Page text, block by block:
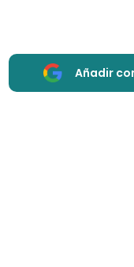
Añadir